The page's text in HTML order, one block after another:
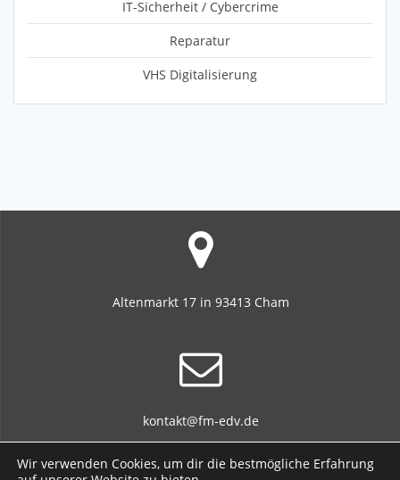
IT-Sicherheit / Cybercrime
Reparatur
VHS Digitalisierung
Altenmarkt 17 in 93413 Cham
kontakt@fm-edv.de
Wir verwenden Cookies, um dir die bestmögliche Erfahrung